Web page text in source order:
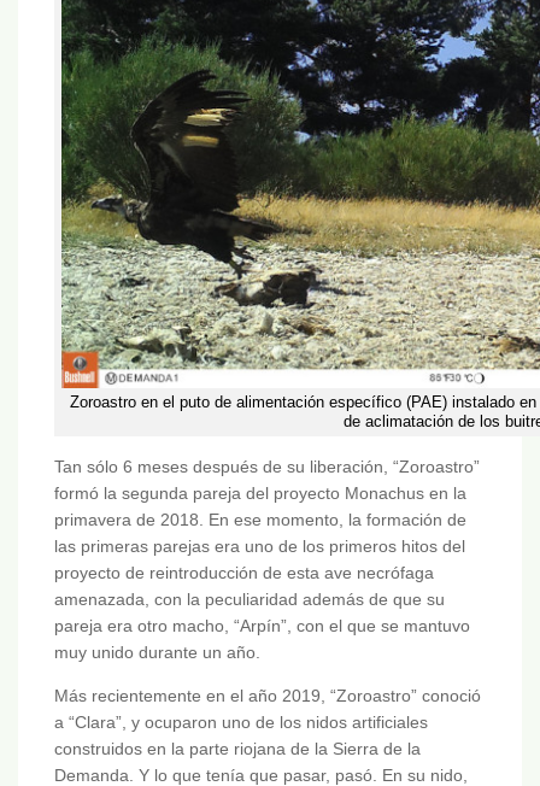
Zoroastro en el puto de alimentación específico (PAE) instalado
de aclimatación de los
Tan sólo 6 meses después de su liberación, “Zoroastro”
formó la segunda pareja del proyecto Monachus en la
primavera de 2018. En ese momento, la formación de
las primeras parejas era uno de los primeros hitos del
proyecto de reintroducción de esta ave necrófaga
amenazada, con la peculiaridad además de que su
pareja era otro macho, “Arpín”, con el que se mantuvo
muy unido durante un año.
Más recientemente en el año 2019, “Zoroastro” conoció
a “Clara”, y ocuparon uno de los nidos artificiales
construidos en la parte riojana de la Sierra de la
Demanda. Y lo que tenía que pasar, pasó. En su nido,